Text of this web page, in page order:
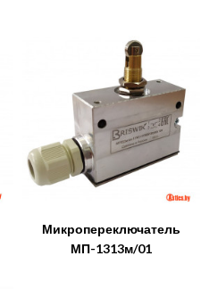
Микропереключатель
МП-1313м/01